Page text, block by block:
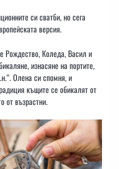
си сватби, но сега
версия.
Рождество, Коледа, Васил и
изнасяне на портите,
Олена си спомня, и
къщите се обикалят от
от възрастни.